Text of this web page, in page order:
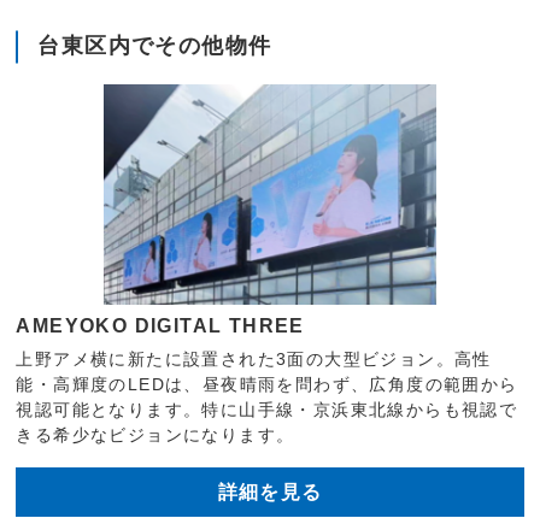
台東区内でその他物件
AMEYOKO DIGITAL THREE
上野アメ横に新たに設置された3面の大型ビジョン。高性
能・高輝度のLEDは、昼夜晴雨を問わず、広角度の範囲から
視認可能となります。特に山手線・京浜東北線からも視認で
きる希少なビジョンになります。
詳細を見る